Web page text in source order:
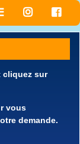
cliquez sur
vous
demande.